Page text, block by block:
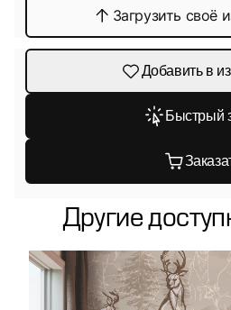
Загрузить своё
Добавить в
Быстрый
Другие